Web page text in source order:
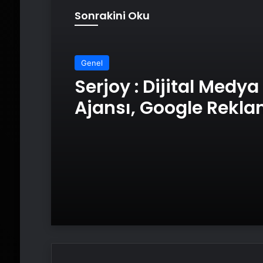
Sonrakini Oku
Genel
Serjoy : Dijital Medya
Ajansı, Google